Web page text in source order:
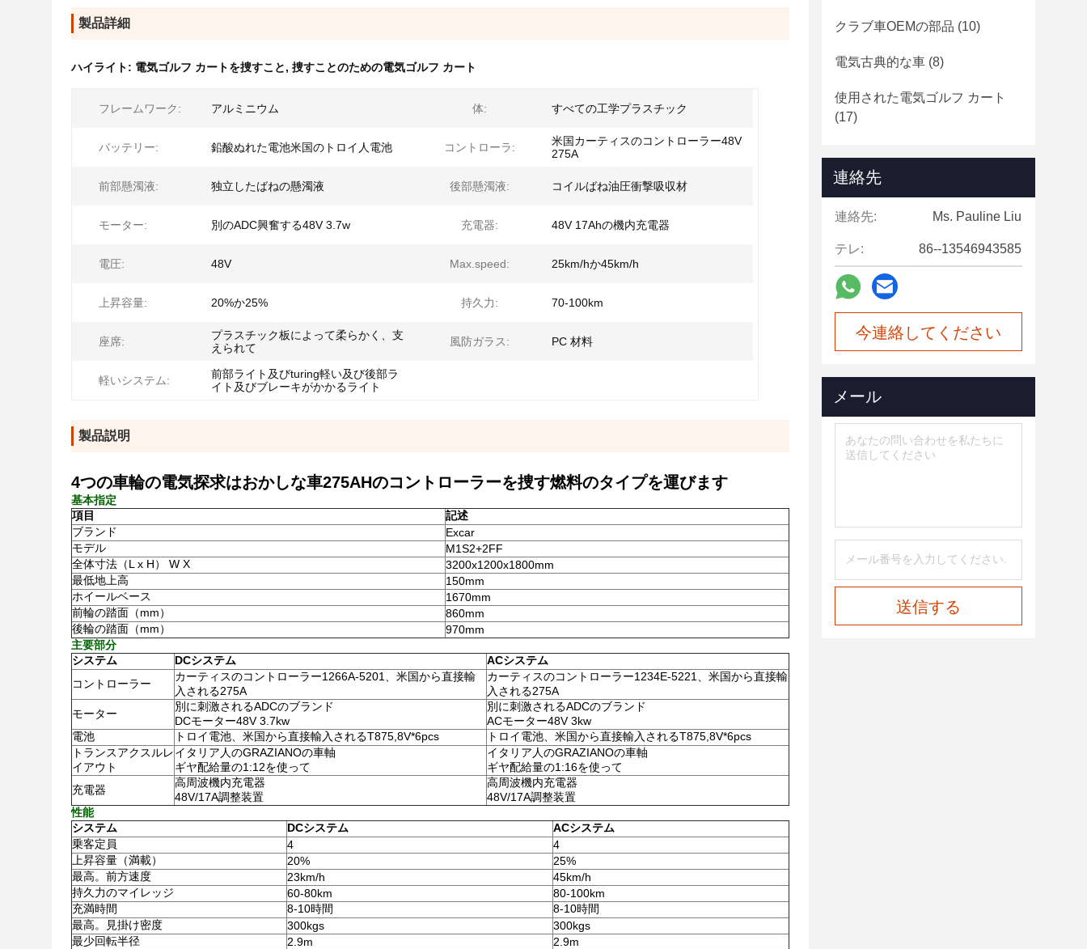
製品詳細
ハイライト: 電気ゴルフ カートを捜すこと, 捜すことのための電気ゴルフ カート
フレームワーク: アルミニウム 体: すべての工学プラスチック
バッテリー: 鉛酸ぬれた電池米国のトロイ人電池 コントローラ:
米国カーティスのコントローラー48V
275A
前部懸濁液: 独立したばねの懸濁液 後部懸濁液: コイルばね油圧衝撃吸収材
モーター: 別のADC興奮する48V 3.7w 充電器: 48V 17Ahの機内充電器
電圧: 48V Max.speed: 25km/hか45km/h
上昇容量: 20%か25% 持久力: 70-100km
座席:
プラスチック板によって柔らかく、支
えられて
風防ガラス: PC 材料
軽いシステム:
前部ライト及びturing軽い及び後部ラ
イト及びブレーキがかかるライト
製品説明
4つの車輪の電気探求はおかしな車275AHのコントローラーを捜す燃料のタイプを運びます
基本指定
項目
記述
ブランド
Excar
モデル
M1S2+2FF
全体寸法（L x H） W X
3200x1200x1800mm
最低地上高
150mm
ホイールベース
1670mm
前輪の踏面（mm）
860mm
後輪の踏面（mm）
970mm
主要部分
システム
DCシステム
ACシステム
コントローラー
カーティスのコントローラー1266A-5201、米国から直接輸
入される275A
カーティスのコントローラー1234E-5221、米国から直接輸
入される275A
モーター
別に刺激されるADCのブランド
DCモーター48V 3.7kw
別に刺激されるADCのブランド
ACモーター48V 3kw
電池
トロイ電池、米国から直接輸入されるT875,8V*6pcs
トロイ電池、米国から直接輸入されるT875,8V*6pcs
トランスアクスルレ
イアウト
イタリア人のGRAZIANOの車軸
ギヤ配給量の1:12を使って
イタリア人のGRAZIANOの車軸
ギヤ配給量の1:16を使って
充電器
高周波機内充電器
48V/17A調整装置
高周波機内充電器
48V/17A調整装置
性能
システム
DCシステム
ACシステム
乗客定員
4
4
上昇容量（満載）
20%
25%
最高。前方速度
23km/h
45km/h
持久力のマイレッジ
60-80km
80-100km
充満時間
8-10時間
8-10時間
最高。見掛け密度
300kgs
300kgs
最少回転半径
2.9m
2.9m
クラブ車OEMの部品 (10)
電気古典的な車 (8)
使用された電気ゴルフ カート
(17)
連絡先
連絡先: Ms. Pauline Liu
テレ: 86--13546943585
今連絡してください
メール
送信する